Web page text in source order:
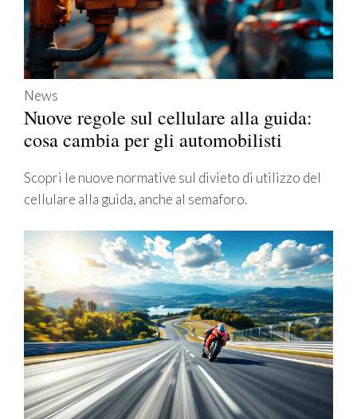
News
Nuove regole sul cellulare alla guida:
cosa cambia per gli automobilisti
Scopri le nuove normative sul divieto di utilizzo del
cellulare alla guida, anche al semaforo.